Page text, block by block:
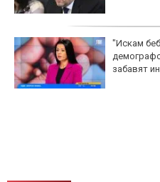
"Искам
забавят